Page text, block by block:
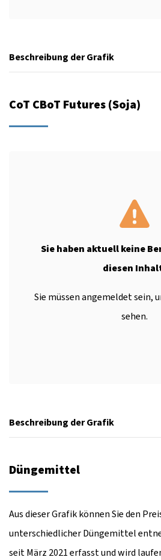
Beschreibung der Grafik
CoT CBoT Futures (Soja)
Sie haben aktuell keine
diesen
Sie müssen angemeldet sein,
sehen.
Beschreibung der Grafik
Düngemittel
Aus dieser Grafik können Sie den
unterschiedlicher Düngemittel
seit März 2021 erfasst und wird